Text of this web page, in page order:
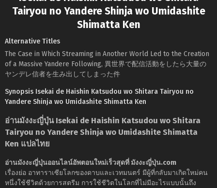
Tairyou no Yandere Shinja wo Umidashite
Shimatta Ken
Alternative Titles
The Case in Which Streaming in Another World Led to the Creation
of a Massive Yandere Following, 異世界で配信活動をしたら大量の
ヤンデレ信者を生み出してしまった件
Synopsis Isekai de Haishin Katsudou wo Shitara Tairyou no
Yandere Shinja wo Umidashite Shimatta Ken
อ่านมังงะญี่ปุ่น Isekai de Haishin Katsudou wo Shitara
Tairyou no Yandere Shinja wo Umidashite Shimatta
Ken แปลไทย
อ่านมังงะญี่ปุ่นออนไลน์อัพตอนใหม่เร็วสุดที่ มังงะญี่ปุ่น.com
เรื่องย่อ อาทาราเซียโลกของดาบและเวทมนตร์ มีผู้ที่กลับมาเกิดใหม่คน
หนึ่งใช้ชีวิตด้วยการสตรีม การใช้ชีวิตในโลกที่ไม่มีอะไรแบบนั้นถึง